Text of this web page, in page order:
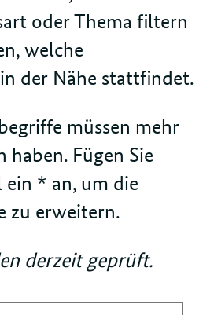
oder Thema filtern
welche
der Nähe stattfindet.
müssen mehr
haben. Fügen Sie
* an, um die
zu erweitern.
derzeit geprüft.